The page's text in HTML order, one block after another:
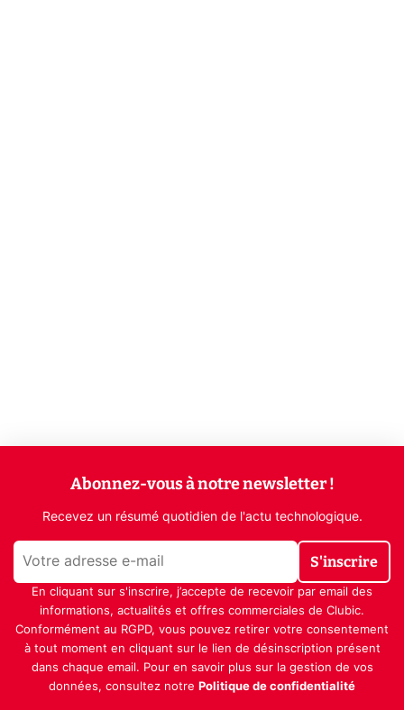
Abonnez-vous à notre newsletter !
Recevez un résumé quotidien de l'actu technologique.
S'inscrire
En cliquant sur s'inscrire, j’accepte de recevoir par email des
informations, actualités et offres commerciales de Clubic.
Conformément au RGPD, vous pouvez retirer votre consentement
à tout moment en cliquant sur le lien de désinscription présent
dans chaque email. Pour en savoir plus sur la gestion de vos
données, consultez notre Politique de confidentialité